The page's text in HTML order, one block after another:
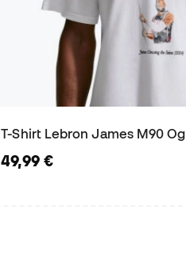
T-Shirt Lebron James M90 Og
49,99 €